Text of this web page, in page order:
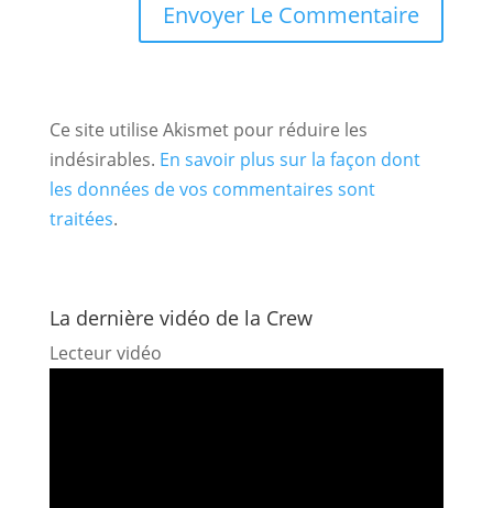
Ce site utilise Akismet pour réduire les
indésirables. En savoir plus sur la façon dont
les données de vos commentaires sont
traitées.
La dernière vidéo de la Crew
Lecteur vidéo